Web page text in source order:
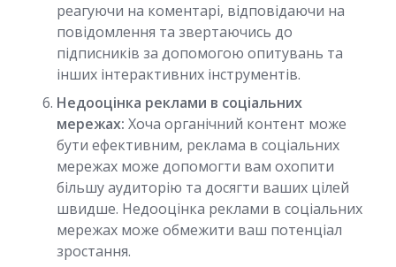
реагуючи на коментарі, відповідаючи на
повідомлення та звертаючись до
підписників за допомогою опитувань та
інших інтерактивних інструментів.
Недооцінка реклами в соціальних
мережах: Хоча органічний контент може
бути ефективним, реклама в соціальних
мережах може допомогти вам охопити
більшу аудиторію та досягти ваших цілей
швидше. Недооцінка реклами в соціальних
мережах може обмежити ваш потенціал
зростання.